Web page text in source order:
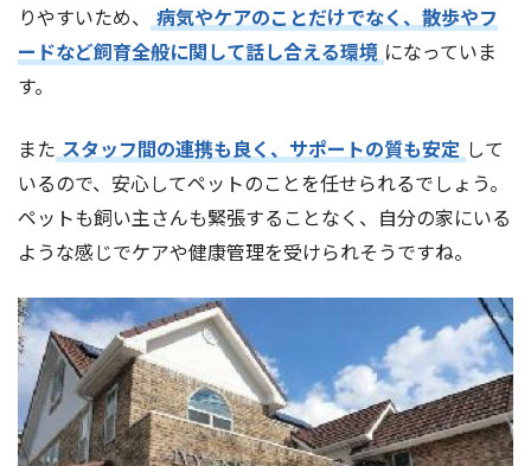
りやすいため、
病気やケアのことだけでなく、散歩やフ
ードなど飼育全般に関して話し合える環境 になっていま
す。
また スタッフ間の連携も良く、サポートの質も安定 して
いるので、安心してペットのことを任せられるでしょう。
ペットも飼い主さんも緊張することなく、自分の家にいる
ような感じでケアや健康管理を受けられそうですね。